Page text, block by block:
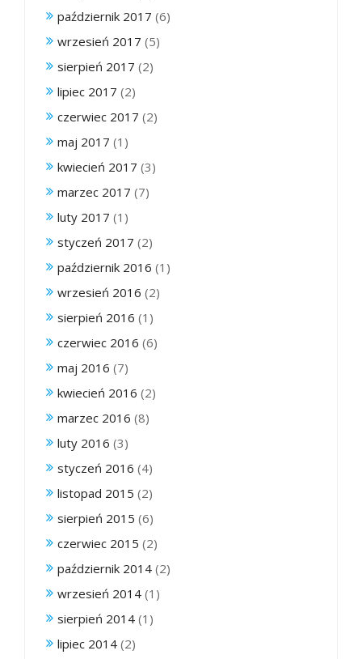
październik 2017 (6)
wrzesień 2017 (5)
sierpień 2017 (2)
lipiec 2017 (2)
czerwiec 2017 (2)
maj 2017 (1)
kwiecień 2017 (3)
marzec 2017 (7)
luty 2017 (1)
styczeń 2017 (2)
październik 2016 (1)
wrzesień 2016 (2)
sierpień 2016 (1)
czerwiec 2016 (6)
maj 2016 (7)
kwiecień 2016 (2)
marzec 2016 (8)
luty 2016 (3)
styczeń 2016 (4)
listopad 2015 (2)
sierpień 2015 (6)
czerwiec 2015 (2)
październik 2014 (2)
wrzesień 2014 (1)
sierpień 2014 (1)
lipiec 2014 (2)